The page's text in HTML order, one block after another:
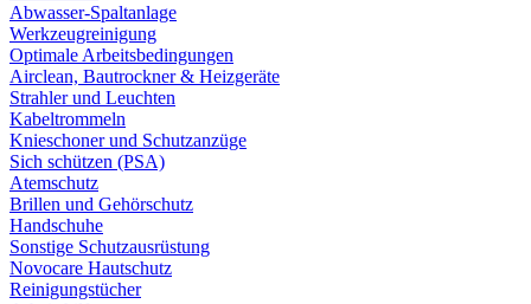
Abwasser-Spaltanlage
Werkzeugreinigung
Optimale Arbeitsbedingungen
Airclean, Bautrockner & Heizgeräte
Strahler und Leuchten
Kabeltrommeln
Knieschoner und Schutzanzüge
Sich schützen (PSA)
Atemschutz
Brillen und Gehörschutz
Handschuhe
Sonstige Schutzausrüstung
Novocare Hautschutz
Reinigungstücher